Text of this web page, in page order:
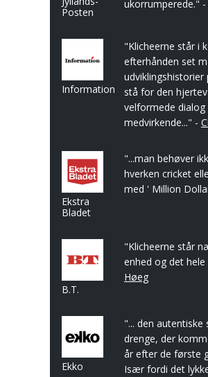
Posten
ukorrumperede." -
Information
"Klicheerne står i
efterhånden set
stå for den
velformede
medvirkende..." -
Ekstra
Bladet
"...man behøver
hverken cricket
med ' Million
B.T.
"Klicheerne står
enhed og det
Høeg
Ekko
"... den
drenge, der
år efter de første
Især fordi det